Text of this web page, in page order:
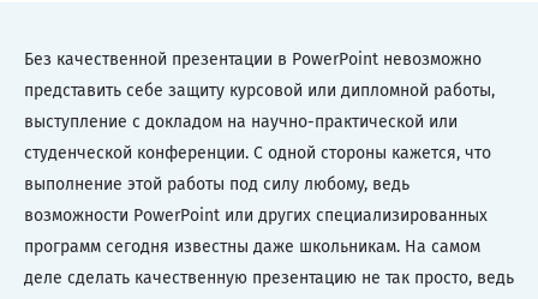
Без качественной презентации в PowerPoint невозможно
представить себе защиту курсовой или дипломной работы,
выступление с докладом на научно-практической или
студенческой конференции. С одной стороны кажется, что
выполнение этой работы под силу любому, ведь
возможности PowerPoint или других специализированных
программ сегодня известны даже школьникам. На самом
деле сделать качественную презентацию не так просто, ведь